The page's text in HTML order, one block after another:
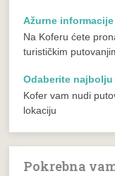
Ažurne informacije
Na Koferu ćete
turističkim
Odaberite
Kofer vam nudi
lokaciju
Pokrebna